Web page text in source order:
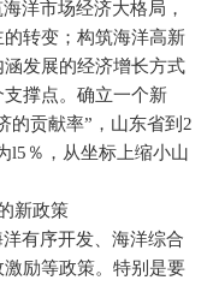
洋市场经济大格局，
转变；构筑海洋高新
发展的经济增长方式
撑点。确立一个新
的贡献率”，山东省到 2
l5 ％，从坐标上缩小山
新政策
有序开发、海洋综合
励等政策。特别是要